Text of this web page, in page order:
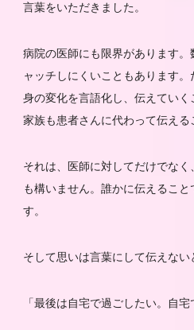
言葉をいただきました。
病院の医師にも限界があります
ャッチしにくいこともあります
身の変化を言語化し、伝えてい
家族も患者さんに代わって伝える
それは、医師に対してだけでな
も構いません。誰かに伝えるこ
す。
そして思いは言葉にして伝えない
「最後は自宅で過ごしたい。自宅